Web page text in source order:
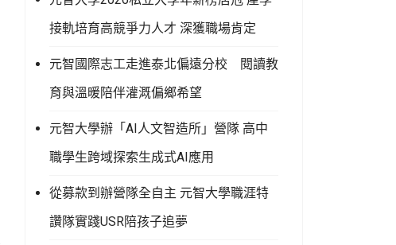
接軌培育高競爭力人才 深獲職場肯定
元智國際志工走進泰北偏遠分校 閱讀教
育與溫暖陪伴灌溉偏鄉希望
元智大學辦「AI人文智造所」營隊 高中
職學生跨域探索生成式AI應用
從募款到辦營隊全自主 元智大學職涯特
讚隊實踐USR陪孩子追夢